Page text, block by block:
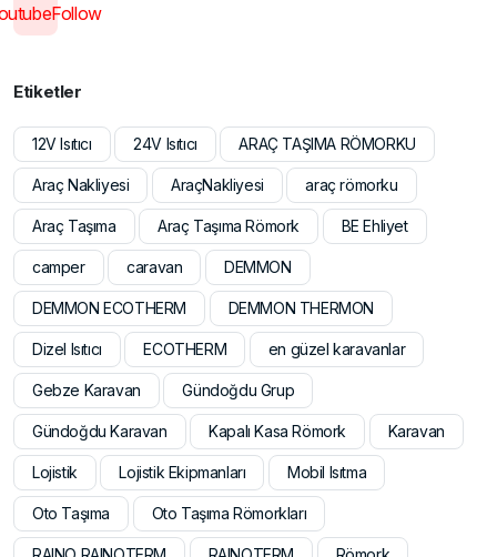
Follow
Etiketler
12V Isıtıcı 24V Isıtıcı ARAÇ TAŞIMA RÖMORKU
Araç Nakliyesi AraçNakliyesi araç römorku
Araç Taşıma Araç Taşıma Römork BE Ehliyet
camper caravan DEMMON
DEMMON ECOTHERM DEMMON THERMON
Dizel Isıtıcı ECOTHERM en güzel karavanlar
Gebze Karavan Gündoğdu Grup
Gündoğdu Karavan Kapalı Kasa Römork Karavan
Lojistik Lojistik Ekipmanları Mobil Isıtma
Oto Taşıma Oto Taşıma Römorkları